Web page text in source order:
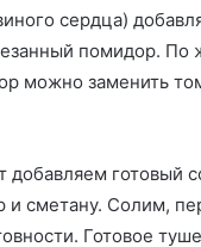
сердца)
помидор. По
можно заменить
добавляем готовый
и сметану. Солим,
Готовое